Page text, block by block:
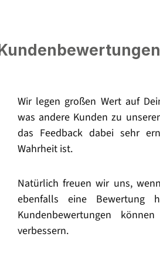
Wir legen großen Wert auf
was andere Kunden zu
das Feedback dabei sehr
Wahrheit ist.
Natürlich freuen wir uns,
ebenfalls eine Bewertung
Kundenbewertungen
verbessern.